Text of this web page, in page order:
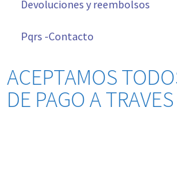
Devoluciones y reembolsos
Pqrs -Contacto
ACEPTAMOS
DE PAGO A